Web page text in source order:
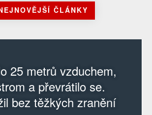
ČLÁNKY
25 metrů vzduchem,
a převrátilo se.
bez těžkých zranění